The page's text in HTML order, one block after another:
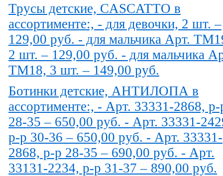
Трусы детские, CASCATTO в
ассортименте:, - для девочки, 2 шт. –
129,00 руб. - для мальчика Арт.
2 шт. – 129,00 руб. - для мальчика
TM18, 3 шт. – 149,00 руб.
Ботинки детские, АНТИЛОПА в
ассортименте:, - Арт. 33331-2868, р-
28-35 – 650,00 руб. - Арт. 33331-
р-р 30-36 – 650,00 руб. - Арт. 33331-
2868, р-р 28-35 – 690,00 руб. - Арт.
33131-2234, р-р 31-37 – 890,00 руб.